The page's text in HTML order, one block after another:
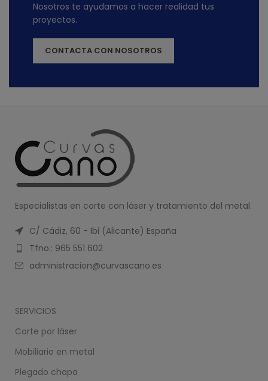
Nosotros te ayudamos a hacer realidad tus
proyectos.
CONTACTA CON NOSOTROS
Especialistas en corte con láser y tratamiento del metal.
C/ Cádiz, 60 - Ibi (Alicante) España
Tfno.: 965 551 602
administracion@curvascano.es
SERVICIOS
Corte por láser
Mobiliario en metal
Plegado chapa